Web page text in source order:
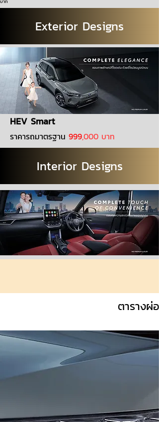
บาท
HEV Smart
ราคารถมาตรฐาน 999,000 บาท
Exterior Designs
Interior Designs
ตารางผ่